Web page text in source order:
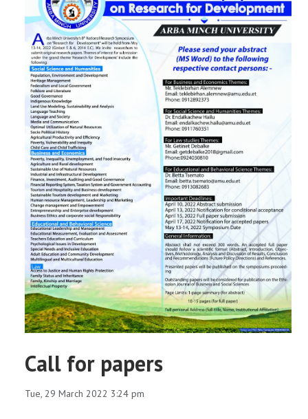
Call for papers
Tue, 29 March 2022 3:24 pm